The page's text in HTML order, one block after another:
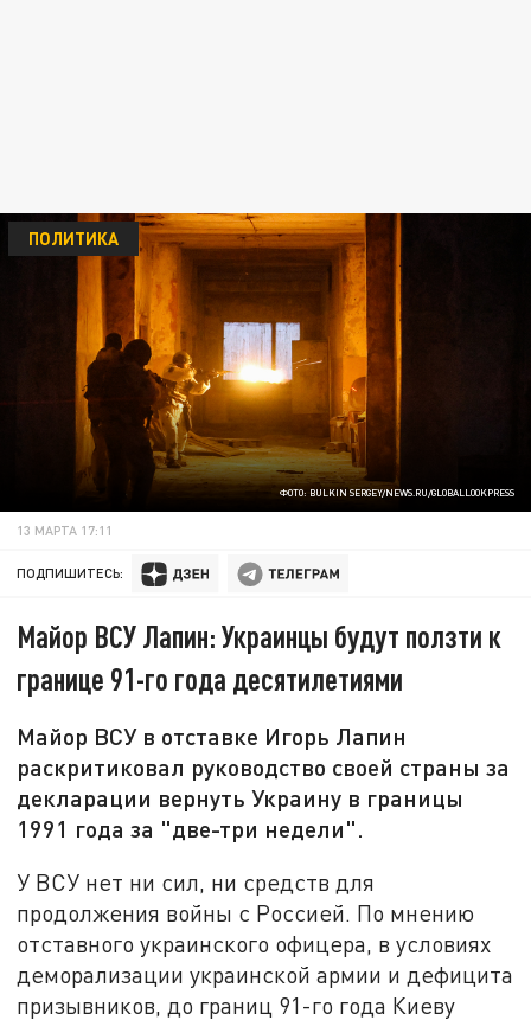
ФОТО: BULKIN SERGEY/NEWS.RU/GLOBALLOOKPRESS
ПОЛИТИКА
13 МАРТА 17:11
ПОДПИШИТЕСЬ:
Майор ВСУ Лапин: Украинцы будут ползти к
границе 91-го года десятилетиями
Майор ВСУ в отставке Игорь Лапин
раскритиковал руководство своей страны за
декларации вернуть Украину в границы
1991 года за "две-три недели".
У ВСУ нет ни сил, ни средств для
продолжения войны с Россией. По мнению
отставного украинского офицера, в условиях
деморализации украинской армии и дефицита
призывников, до границ 91-го года Киеву